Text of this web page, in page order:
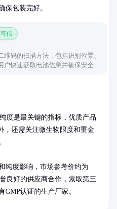
保包装完好。
信
码的扫描方法，包括识别位置、
户快速获取电池信息并确保安全操
度是最关键的指标，优质产品
，还需关注微生物限度和重金
纯度影响，市场参考价约为
良好的供应商合作，索取第三
GMP认证的生产厂家。